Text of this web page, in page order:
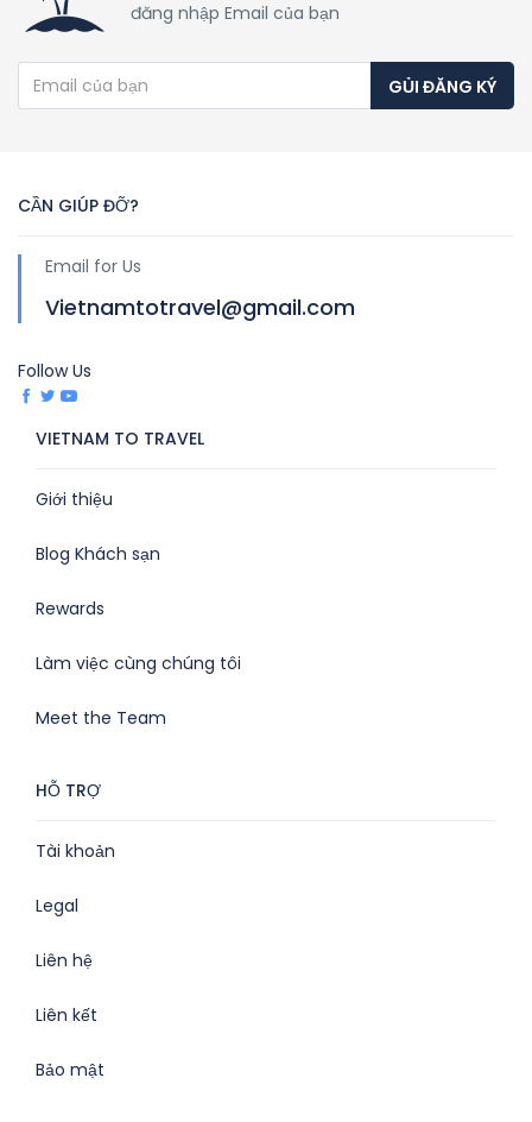
đăng nhập Email của bạn
GỦI ĐĂNG KÝ
CẦN GIÚP ĐỠ?
Email for Us
Vietnamtotravel@gmail.com
Follow Us
VIETNAM TO TRAVEL
Giới thiệu
Blog Khách sạn
Rewards
Làm việc cùng chúng tôi
Meet the Team
HỖ TRỢ
Tài khoản
Legal
Liên hệ
Liên kết
Bảo mật